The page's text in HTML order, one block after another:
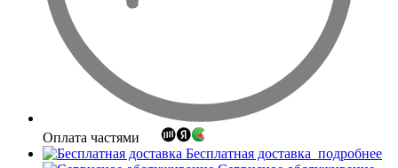
Оплата частями
Бесплатная доставка подробнее